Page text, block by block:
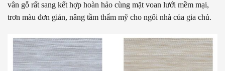
vân gỗ rất sang kết hợp hoàn hảo cùng mặt voan lưới mềm mại,
trơn màu đơn giản, nâng tầm thẩm mỹ cho ngôi nhà của gia chủ.